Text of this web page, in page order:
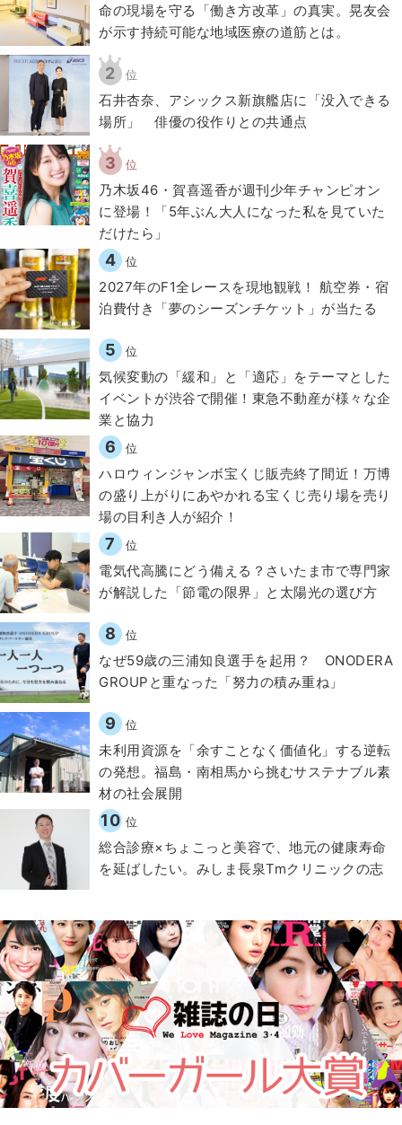
​命の現場を守る「働き方改革」の真実。晃友会
が示す持続可能な地域医療の道筋とは。
2 位
石井杏奈、アシックス新旗艦店に「没入できる
場所」 俳優の役作りとの共通点
3 位
乃木坂46・賀喜遥香が週刊少年チャンピオン
に登場！「5年ぶん大人になった私を見ていた
だけたら」
4 位
2027年のF1全レースを現地観戦！ 航空券・宿
泊費付き「夢のシーズンチケット」が当たる
5 位
気候変動の「緩和」と「適応」をテーマとした
イベントが渋谷で開催！東急不動産が様々な企
業と協力
6 位
ハロウィンジャンボ宝くじ販売終了間近！万博
の盛り上がりにあやかれる宝くじ売り場を売り
場の目利き人が紹介！
7 位
電気代高騰にどう備える？さいたま市で専門家
が解説した「節電の限界」と太陽光の選び方
8 位
なぜ59歳の三浦知良選手を起用？ ONODERA
GROUPと重なった「努力の積み重ね」
9 位
​​未利用資源を「余すことなく価値化」する逆転
の発想。福島・南相馬から挑むサステナブル素
材の社会展開​
10 位
総合診療×ちょこっと美容で、地元の健康寿命
を延ばしたい。みしま長泉Tmクリニックの志